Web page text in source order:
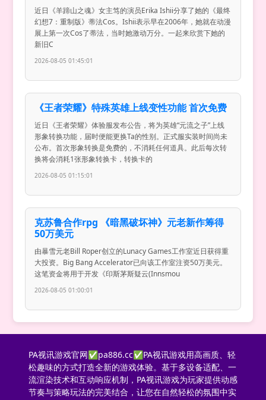
近日《羊蹄山之魂》女主笃的演员Erika Ishii分享了她的《最终
幻想7：重制版》蒂法Cos。Ishii表示早在2006年，她就在动漫
展上第一次Cos了蒂法，当时她激动万分。一起来欣赏下她的
新旧C
2026-08-05 01:45:01
《王者荣耀》特殊英雄上线变性功能 首次免费
近日《王者荣耀》体验服发布公告，将为英雄“元流之子”上线
形象转换功能，届时便能更换Ta的性别。正式服实装时间尚未
公布。首次形象转换是免费的，不消耗任何道具。此后每次转
换将会消耗1张形象转换卡，转换卡的
2026-08-05 01:15:01
克苏鲁合作rpg 《暗黑破坏神》元老新作筹得
50万美元
由暴雪元老Bill Roper创立的Lunacy Games工作室近日获得重
大投资。Big Bang Accelerator已向该工作室注资50万美元。
这笔资金将用于开发《印斯茅斯疑云(Innsmou
2026-08-05 01:00:01
PA视讯游戏官网✅pa886.cc✅PA视讯游戏用高画质、轻
松趣味的方式打造全新的游戏体验。基于多设备适配、一
流渲染技术和互动响应机制，PA视讯游戏为玩家提供动感
节奏与策略玩法的完美结合，让您在自然轻松的氛围中实